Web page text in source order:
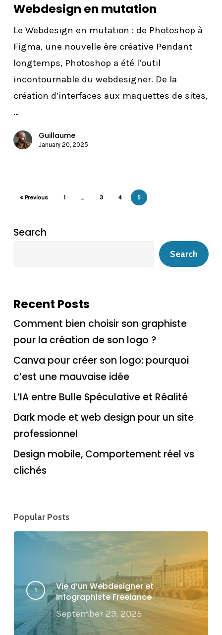
mutation
Webdesign en mutation
Le Webdesign en mutation : de Photoshop à
Figma, une nouvelle ère créative Pendant
longtemps, Photoshop a été l’outil
incontournable du webdesigner. De la
création d’interfaces aux maquettes de sites,
…
Guillaume
January 20, 2025
« Previous 1 … 3 4 5
Search
Search
Recent Posts
Comment bien choisir son graphiste
pour la création de son logo ?
Canva pour créer son logo: pourquoi
c’est une mauvaise idée
L’IA entre Bulle Spéculative et Réalité
Dark mode et web design pour un site
professionnel
Design mobile, Comportement réel vs
clichés
Popular Posts
Vie d’un Webdesigner et
Infographiste Freelance
September 29, 2025